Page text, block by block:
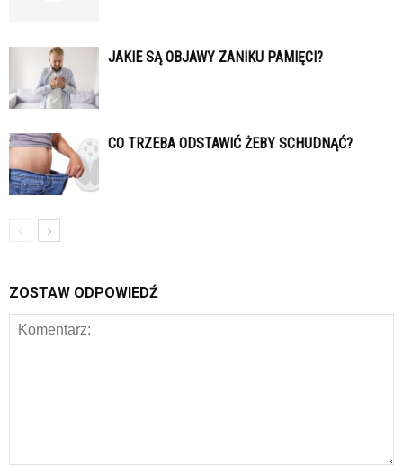
JAKIE SĄ OBJAWY ZANIKU PAMIĘCI?
CO TRZEBA ODSTAWIĆ ŻEBY SCHUDNĄĆ?
ZOSTAW ODPOWIEDŹ